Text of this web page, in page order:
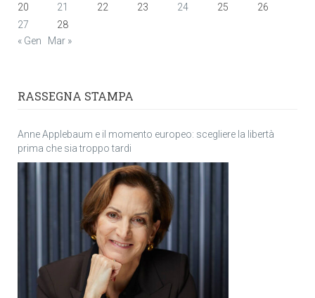
20
21 22 23 24 25
26
27
28
« Gen
Mar »
RASSEGNA STAMPA
Anne Applebaum e il momento europeo: scegliere la libertà
prima che sia troppo tardi